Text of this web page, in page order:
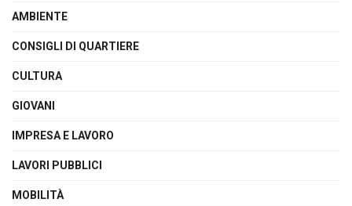
AMBIENTE
CONSIGLI DI QUARTIERE
CULTURA
GIOVANI
IMPRESA E LAVORO
LAVORI PUBBLICI
MOBILITÀ